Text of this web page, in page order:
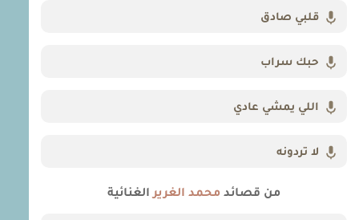
قلبي صادق
حبك سراب
اللي يمشي عادي
لا تردونه
من قصائد محمد الغريرالغنائية